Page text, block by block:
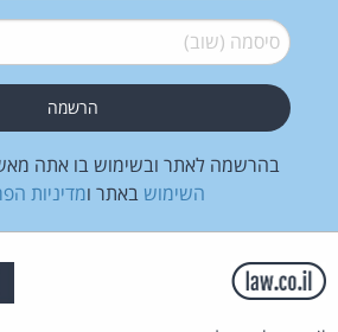
סיסמה (שוב)*
בהרשמה לאתר ובשימוש בו אתה
השימוש באתר ומדיניות